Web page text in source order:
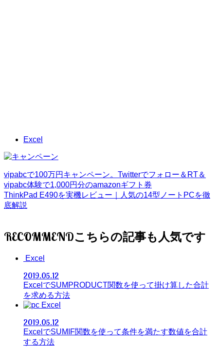
Excel
vipabcで100万円キャンペーン。Twitterでフォロー＆RT＆
vipabc体験で1,000円分のamazonギフト券
ThinkPad E490を実機レビュー｜人気の14型ノートPCを徹
底解説
RECOMMEND
Excel
2019.05.12
ExcelでSUMPRODUCT関数を使って掛け算した合計
を求める方法
Excel
2019.05.12
ExcelでSUMIF関数を使って条件を満たす数値を合計
する方法